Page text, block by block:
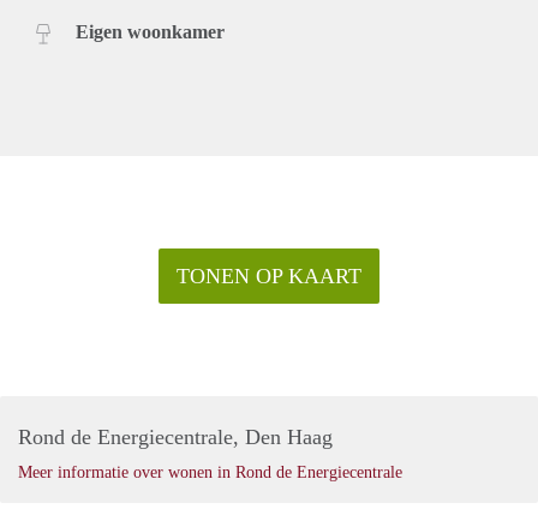
Eigen woonkamer
TONEN OP KAART
Rond de Energiecentrale, Den Haag
Meer informatie over wonen in Rond de Energiecentrale